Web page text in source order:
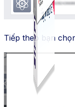
Simple Live
Phần mềm
Tiếp theo bạn